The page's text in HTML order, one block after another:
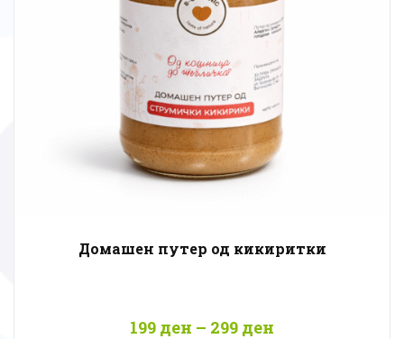
Домашен путер од кикиритки
199 ден – 299 ден